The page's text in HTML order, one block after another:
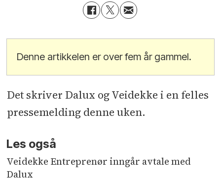
Denne artikkelen er over fem år gammel.
Det skriver Dalux og Veidekke i en felles
pressemelding denne uken.
Les også
Veidekke Entreprenør inngår avtale med
Dalux